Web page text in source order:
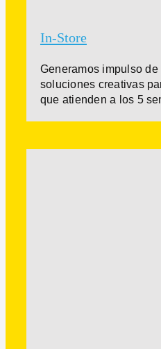
In-Store
Generamos impulso
soluciones creativas
que atienden a los 5